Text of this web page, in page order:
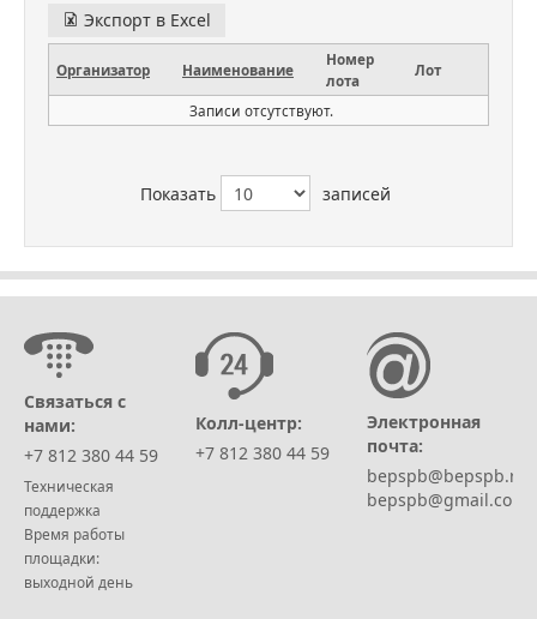
Экспорт в Excel
Организатор Наименование
Номер
лота
Лот
Записи отсутствуют.
Показать записей
Связаться с
нами:
+7 812 380 44 59
Техническая
поддержка
Время работы
площадки:
выходной день
Колл-центр:
+7 812 380 44 59
Электронная
почта:
bepspb@bepspb.ru,
bepspb@gmail.com